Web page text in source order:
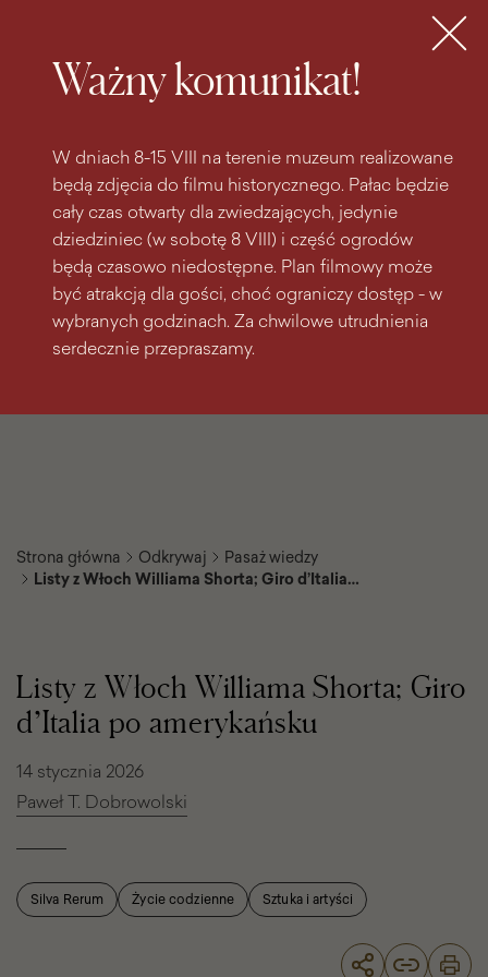
Ważny komunikat!
W dniach 8-15 VIII na terenie muzeum realizowane
będą zdjęcia do filmu historycznego. Pałac będzie
cały czas otwarty dla zwiedzających, jedynie
dziedziniec (w sobotę 8 VIII) i część ogrodów
będą czasowo niedostępne. Plan filmowy może
być atrakcją dla gości, choć ograniczy dostęp - w
wybranych godzinach. Za chwilowe utrudnienia
serdecznie przepraszamy.
MENU
Strona główna Odkrywaj
Pasaż wiedzy
Listy z Włoch Williama Shorta; Giro d’Italia
Włoch
Williama
Shorta;
Giro
po
amerykańsku
Listy z Włoch Williama Shorta; Giro
d’Italia po amerykańsku
14 stycznia 2026
Paweł T. Dobrowolski
Silva Rerum Życie codzienne Sztuka i artyści